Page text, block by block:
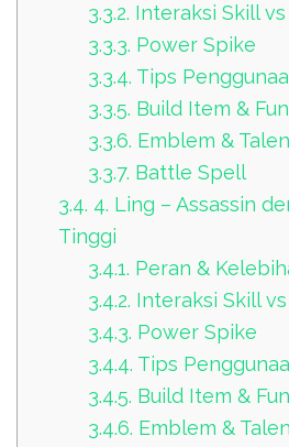
3.3.2. Interaksi Skill
3.3.3. Power Spike
3.3.4. Tips
3.3.5. Build Item &
3.3.6. Emblem &
3.3.7. Battle Spell
3.4. 4. Ling – Assassin
Tinggi
3.4.1. Peran &
3.4.2. Interaksi Skill
3.4.3. Power Spike
3.4.4. Tips
3.4.5. Build Item &
3.4.6. Emblem &